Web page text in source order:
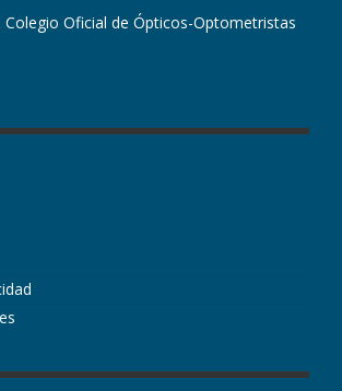
Colegio Oficial de Ópticos-Optometristas